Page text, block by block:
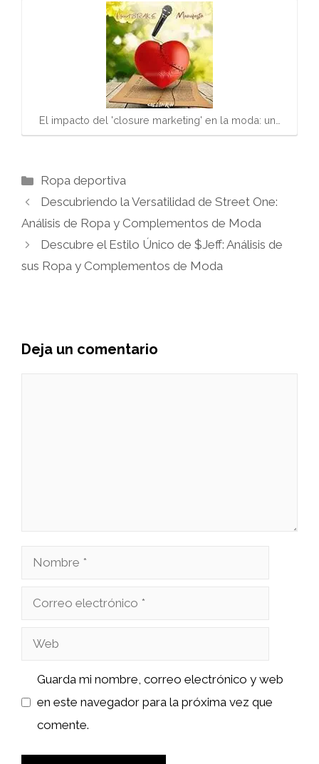
El impacto del 'closure marketing' en la moda: un…
Categorías
Ropa deportiva
Descubriendo la Versatilidad de Street One:
Análisis de Ropa y Complementos de Moda
Descubre el Estilo Único de $Jeff: Análisis de
sus Ropa y Complementos de Moda
Deja un comentario
Nombre
Correo
Web
Guarda mi nombre, correo electrónico y web
en este navegador para la próxima vez que
comente.